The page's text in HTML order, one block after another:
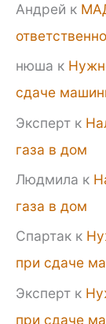
Андрей к
нюша к
сдаче
Эксперт к
газа в дом
Людмила к
газа в дом
Спартак к
при сдаче
Эксперт к
при сдаче